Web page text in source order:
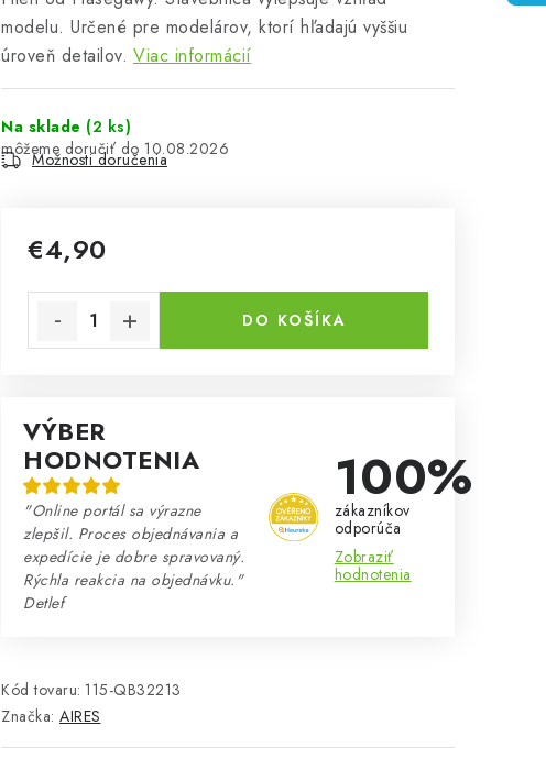
modelu. Určené pre modelárov, ktorí hľadajú vyššiu
úroveň detailov. Viac informácií
Na sklade (2 ks)
10.08.2026
Možnosti doručenia
€4,90
DO KOŠÍKA
VÝBER
HODNOTENIA
"Online portál sa výrazne
zlepšil. Proces objednávania a
expedície je dobre spravovaný.
Rýchla reakcia na objednávku."
Detlef
100%
zákazníkov
odporúča
Zobraziť
hodnotenia
Kód tovaru: 115-QB32213
Značka: AIRES